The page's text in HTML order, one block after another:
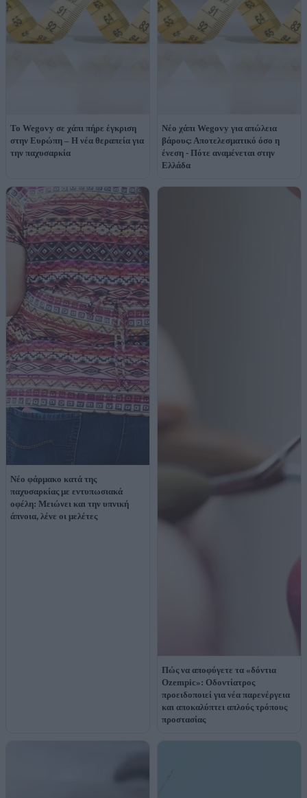
Το Wegovy σε χάπι πήρε έγκριση
στην Ευρώπη – Η νέα θεραπεία για
την παχυσαρκία
Νέο χάπι Wegovy για απώλεια
βάρους: Αποτελεσματικό όσο η
ένεση - Πότε αναμένεται στην
Ελλάδα
Νέο φάρμακο κατά της
παχυσαρκίας με εντυπωσιακά
οφέλη: Μειώνει και την υπνική
άπνοια, λένε οι μελέτες
Πώς να αποφύγετε τα «δόντια
Ozempic»: Οδοντίατρος
προειδοποιεί για νέα παρενέργεια
και αποκαλύπτει απλούς τρόπους
προστασίας